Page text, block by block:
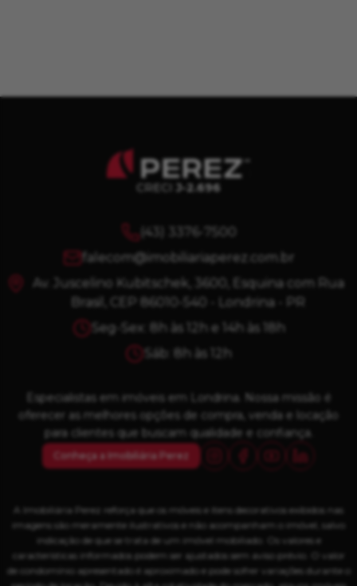
CRECI J-2.696
(43) 3376-7500
falecom@imobiliariaperez.com.br
Av. Juscelino Kubitschek, 3600, Esquina com Rua
Brasil, CEP 86010-540 - Londrina - PR
Seg-Sex: 8h às 12h e 14h às 18h
Sáb: 8h às 12h
Especialistas em imóveis em Londrina. Nossa missão é
oferecer as melhores opções de compra, venda e locação
para clientes que buscam qualidade e confiança.
Conheça a Imobiliária Perez
A Imobiliária Perez reforça que os móveis e itens decorativos exibidos nas
imagens são meramente ilustrativos e não acompanham o imóvel, salvo
indicação de que se trata de um imóvel mobiliado. Os valores e
características informados podem ser ajustados sem aviso prévio. O valor
de condomínio apresentado é aproximado e pode sofrer variações durante o